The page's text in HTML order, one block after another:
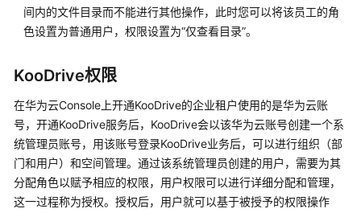
说
明
速
入
门
用
户
指
南
间内的文件目录而不能进行其他操作，此时您可以将该员工的角
色设置为普通用户，权限设置为“仅查看目录”。
KooDrive权限
在华为云Console上开通KooDrive的企业租户使用的是华为云账
号，开通KooDrive服务后，KooDrive会以该华为云账号创建一个系
统管理员账号，用该账号登录KooDrive业务后，可以进行组织（部
门和用户）和空间管理。通过该系统管理员创建的用户，需要为其
分配角色以赋予相应的权限，用户权限可以进行详细分配和管理，
这一过程称为授权。授权后，用户就可以基于被授予的权限操作